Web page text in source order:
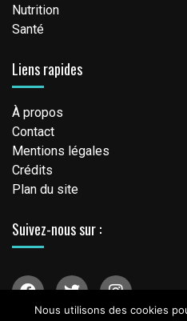
Nutrition
Santé
Liens rapides
À propos
Contact
Mentions légales
Crédits
Plan du site
Suivez-nous sur :
Nous utilisons des cookies